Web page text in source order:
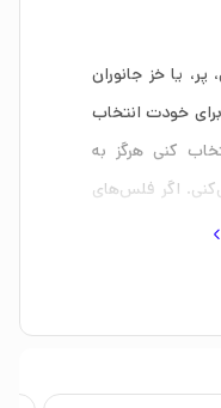
یا خز جانوران
خودت انتخاب
کنی هرگز به
اگر فلس‌های
در جشن‌ها